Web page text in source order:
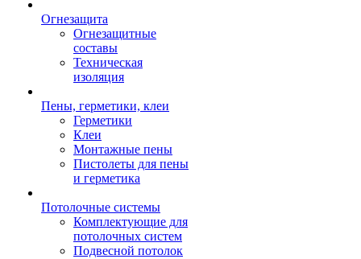
Огнезащита
Огнезащитные
составы
Техническая
изоляция
Пены, герметики, клеи
Герметики
Клеи
Монтажные пены
Пистолеты для пены
и герметика
Потолочные системы
Комплектующие для
потолочных систем
Подвесной потолок